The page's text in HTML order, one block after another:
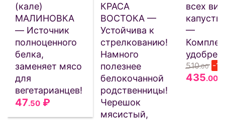
(кале)
МАЛИНОВКА
— Источник
полноценного
белка,
заменяет мясо
для
вегетарианцев!
47.50 ₽
КРАСА
ВОСТОКА —
Устойчива к
стрелкованию!
Намного
полезнее
белокочанной
родственницы!
Черешок
мясистый,
всех
капусты
—
510.00 -
435.00